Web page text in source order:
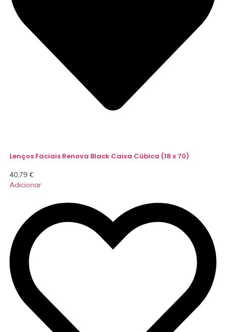
Lenços Faciais Renova Black Caixa Cúbica (18 x 70)
40,79 €
Adicionar